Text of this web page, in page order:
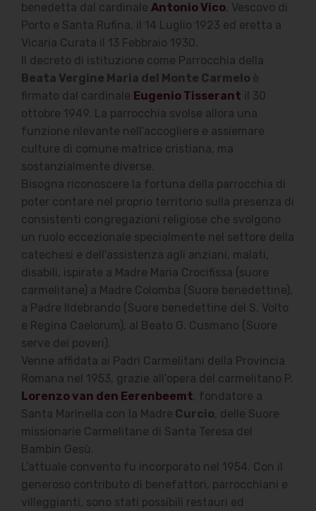
benedetta dal cardinale Antonio Vico, Vescovo di
Porto e Santa Rufina, il 14 Luglio 1923 ed eretta a
Vicaria Curata il 13 Febbraio 1930.
Il decreto di istituzione come Parrocchia della
Beata Vergine Maria del Monte Carmelo è
firmato dal cardinale Eugenio Tisserant il 30
ottobre 1949. La parrocchia svolse allora una
funzione rilevante nell’accogliere e assiemare
culture di comune matrice cristiana, ma
sostanzialmente diverse.
Bisogna riconoscere la fortuna della parrocchia di
poter contare nel proprio territorio sulla presenza di
consistenti congregazioni religiose che svolgono
un ruolo eccezionale specialmente nel settore della
catechesi e dell’assistenza agli anziani, malati,
disabili, ispirate a Madre Maria Crocifissa (suore
carmelitane) a Madre Colomba (Suore benedettine),
a Padre Ildebrando (Suore benedettine del S. Volto
e Regina Caelorum), al Beato G. Cusmano (Suore
serve dei poveri).
Venne affidata ai Padri Carmelitani della Provincia
Romana nel 1953, grazie all’opera del carmelitano P.
Lorenzo van den Eerenbeemt, fondatore a
Santa Marinella con la Madre Curcio, delle Suore
missionarie Carmelitane di Santa Teresa del
Bambin Gesù.
L’attuale convento fu incorporato nel 1954. Con il
generoso contributo di benefattori, parrocchiani e
villeggianti, sono stati possibili restauri ed